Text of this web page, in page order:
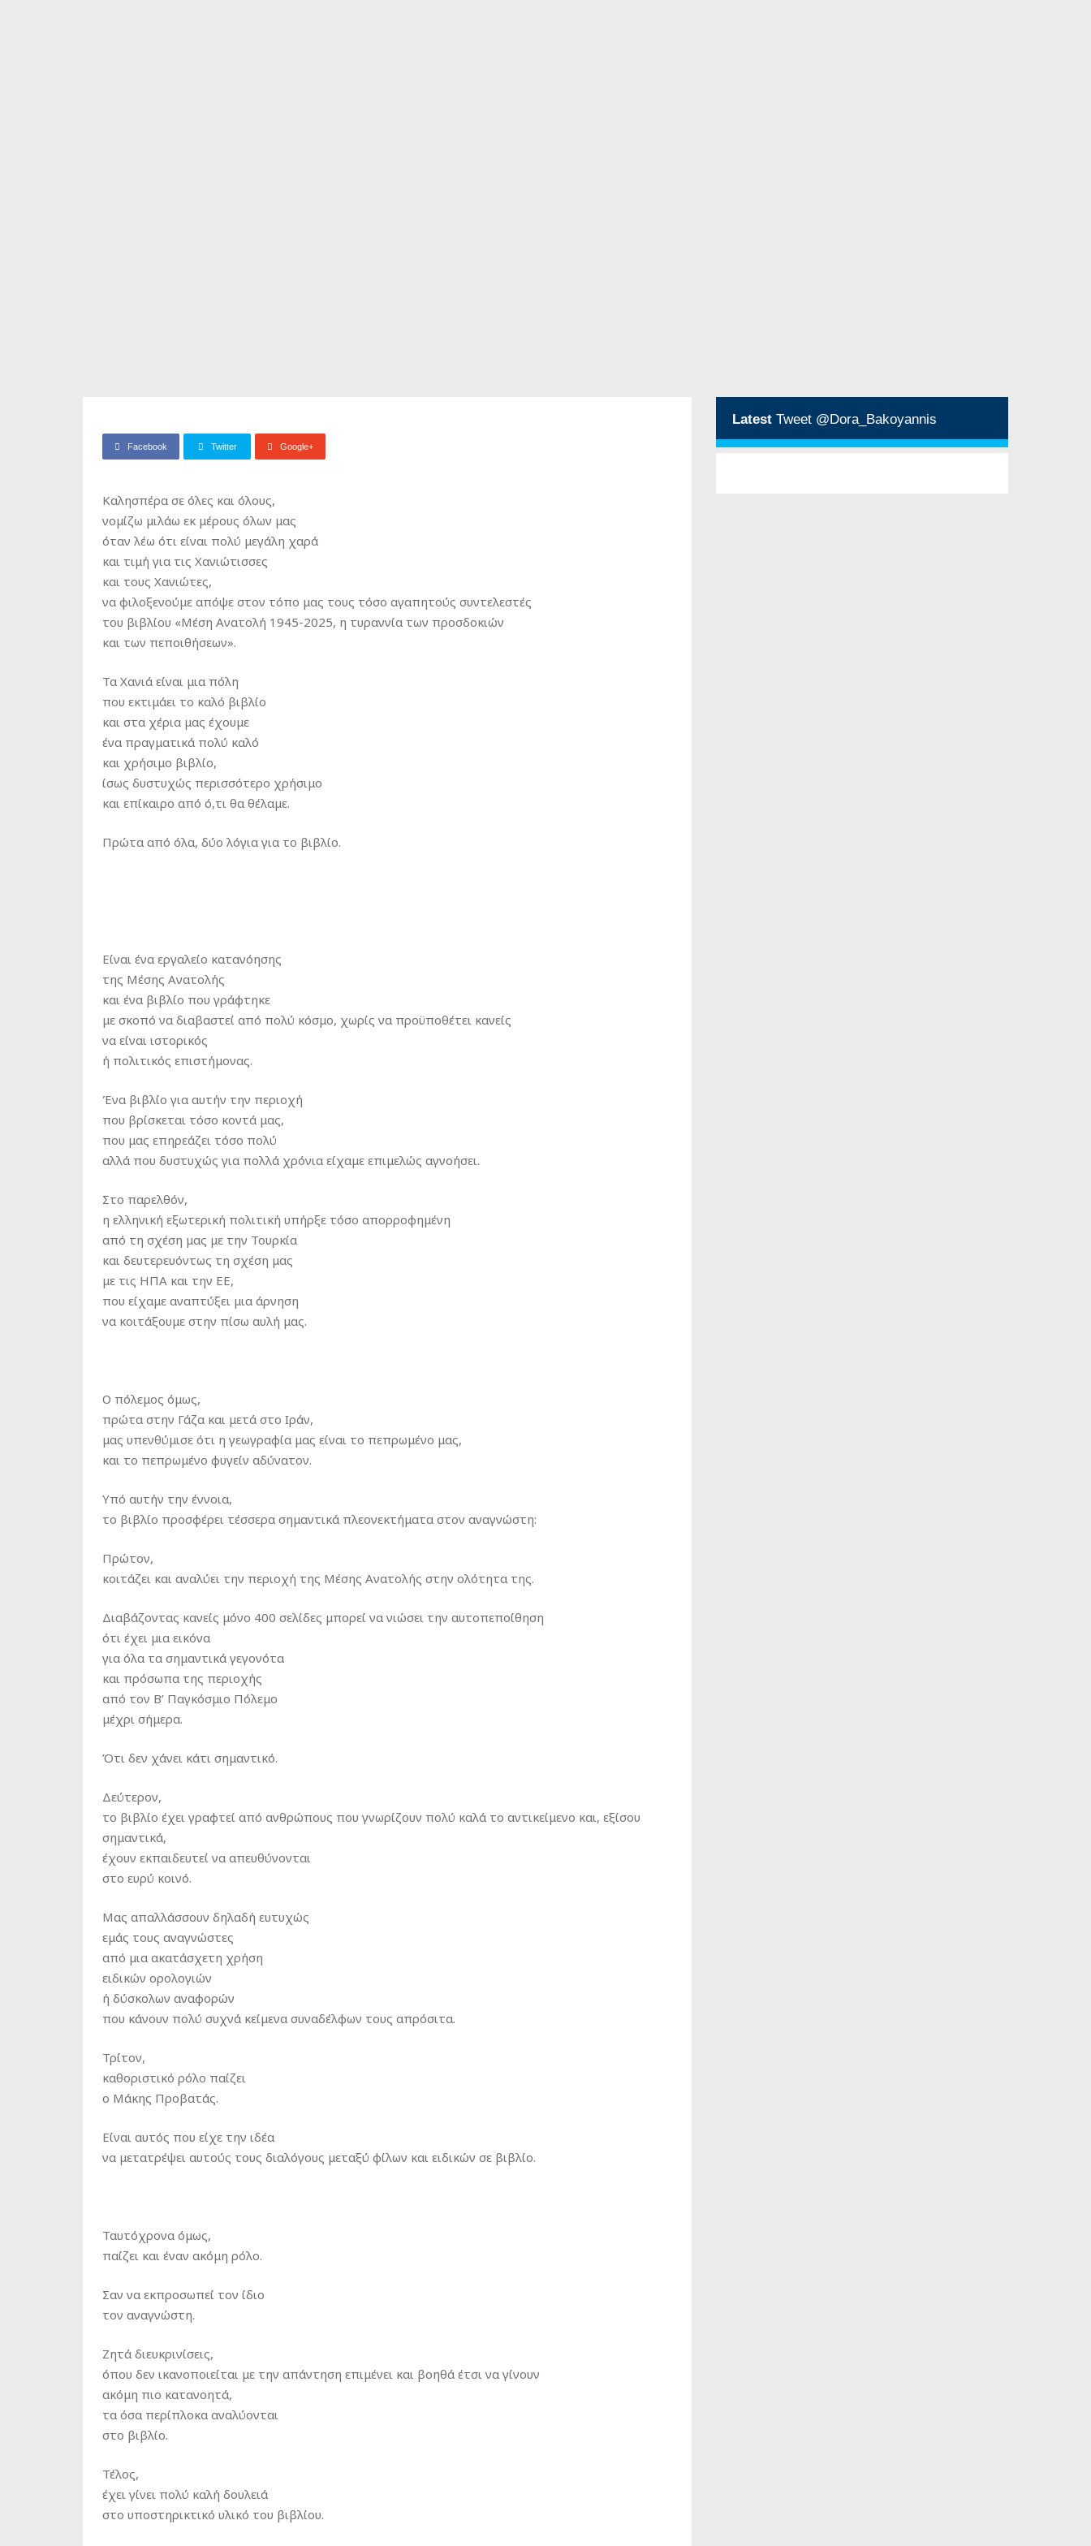
Facebook Twitter Google+
Καλησπέρα σε όλες και όλους,
νομίζω μιλάω εκ μέρους όλων μας
όταν λέω ότι είναι πολύ μεγάλη χαρά
και τιμή για τις Χανιώτισσες
και τους Χανιώτες,
να φιλοξενούμε απόψε στον τόπο μας τους τόσο αγαπητούς συντελεστές
του βιβλίου «Μέση Ανατολή 1945-2025, η τυραννία των προσδοκιών
και των πεποιθήσεων».
Τα Χανιά είναι μια πόλη
που εκτιμάει το καλό βιβλίο
και στα χέρια μας έχουμε
ένα πραγματικά πολύ καλό
και χρήσιμο βιβλίο,
ίσως δυστυχώς περισσότερο χρήσιμο
και επίκαιρο από ό,τι θα θέλαμε.
Πρώτα από όλα, δύο λόγια για το βιβλίο.
Είναι ένα εργαλείο κατανόησης
της Μέσης Ανατολής
και ένα βιβλίο που γράφτηκε
με σκοπό να διαβαστεί από πολύ κόσμο, χωρίς να προϋποθέτει κανείς
να είναι ιστορικός
ή πολιτικός επιστήμονας.
Ένα βιβλίο για αυτήν την περιοχή
που βρίσκεται τόσο κοντά μας,
που μας επηρεάζει τόσο πολύ
αλλά που δυστυχώς για πολλά χρόνια είχαμε επιμελώς αγνοήσει.
Στο παρελθόν,
η ελληνική εξωτερική πολιτική υπήρξε τόσο απορροφημένη
από τη σχέση μας με την Τουρκία
και δευτερευόντως τη σχέση μας
με τις ΗΠΑ και την ΕΕ,
που είχαμε αναπτύξει μια άρνηση
να κοιτάξουμε στην πίσω αυλή μας.
Ο πόλεμος όμως,
πρώτα στην Γάζα και μετά στο Ιράν,
μας υπενθύμισε ότι η γεωγραφία μας είναι το πεπρωμένο μας,
και το πεπρωμένο φυγείν αδύνατον.
Υπό αυτήν την έννοια,
το βιβλίο προσφέρει τέσσερα σημαντικά πλεονεκτήματα στον αναγνώστη:
Πρώτον,
κοιτάζει και αναλύει την περιοχή της Μέσης Ανατολής στην ολότητα της.
Διαβάζοντας κανείς μόνο 400 σελίδες μπορεί να νιώσει την αυτοπεποίθηση
ότι έχει μια εικόνα
για όλα τα σημαντικά γεγονότα
και πρόσωπα της περιοχής
από τον Β’ Παγκόσμιο Πόλεμο
μέχρι σήμερα.
Ότι δεν χάνει κάτι σημαντικό.
Δεύτερον,
το βιβλίο έχει γραφτεί από ανθρώπους που γνωρίζουν πολύ καλά το αντικείμενο και, εξίσου
σημαντικά,
έχουν εκπαιδευτεί να απευθύνονται
στο ευρύ κοινό.
Μας απαλλάσσουν δηλαδή ευτυχώς
εμάς τους αναγνώστες
από μια ακατάσχετη χρήση
ειδικών ορολογιών
ή δύσκολων αναφορών
που κάνουν πολύ συχνά κείμενα συναδέλφων τους απρόσιτα.
Τρίτον,
καθοριστικό ρόλο παίζει
ο Μάκης Προβατάς.
Είναι αυτός που είχε την ιδέα
να μετατρέψει αυτούς τους διαλόγους μεταξύ φίλων και ειδικών σε βιβλίο.
Ταυτόχρονα όμως,
παίζει και έναν ακόμη ρόλο.
Σαν να εκπροσωπεί τον ίδιο
τον αναγνώστη.
Ζητά διευκρινίσεις,
όπου δεν ικανοποιείται με την απάντηση επιμένει και βοηθά έτσι να γίνουν
ακόμη πιο κατανοητά,
τα όσα περίπλοκα αναλύονται
στο βιβλίο.
Τέλος,
έχει γίνει πολύ καλή δουλειά
στο υποστηρικτικό υλικό του βιβλίου.
Latest Tweet @Dora_Bakoyannis